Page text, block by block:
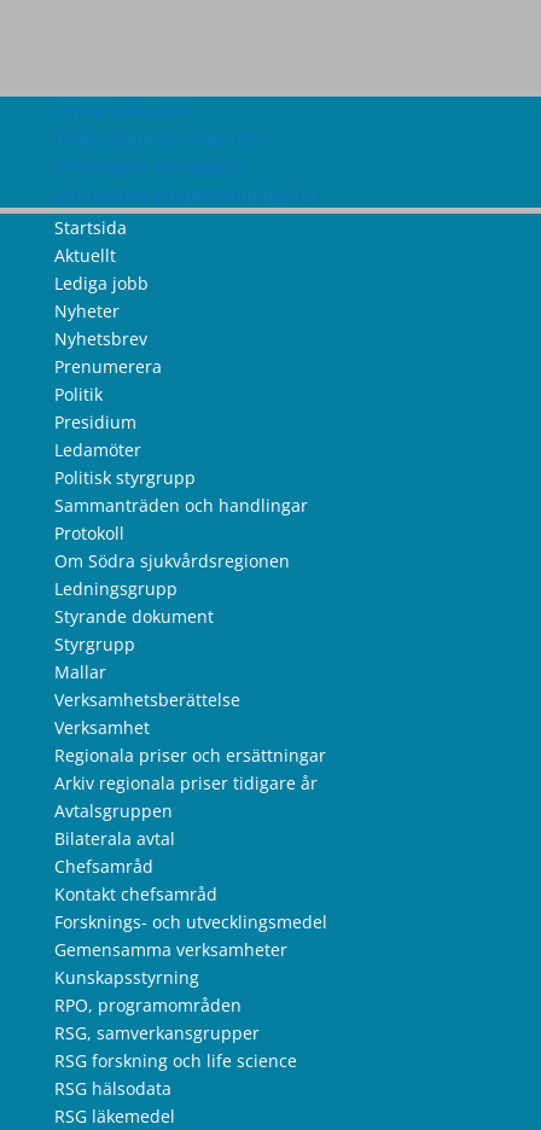
Om webbplatsen
Tillgänglighetsredogörelse
Information om cookies
Information om personuppgifter
Startsida
Aktuellt
Lediga jobb
Nyheter
Nyhetsbrev
Prenumerera
Politik
Presidium
Ledamöter
Politisk styrgrupp
Sammanträden och handlingar
Protokoll
Om Södra sjukvårdsregionen
Ledningsgrupp
Styrande dokument
Styrgrupp
Mallar
Verksamhetsberättelse
Verksamhet
Regionala priser och ersättningar
Arkiv regionala priser tidigare år
Avtalsgruppen
Bilaterala avtal
Chefsamråd
Kontakt chefsamråd
Forsknings- och utvecklingsmedel
Gemensamma verksamheter
Kunskapsstyrning
RPO, programområden
RSG, samverkansgrupper
RSG forskning och life science
RSG hälsodata
RSG läkemedel